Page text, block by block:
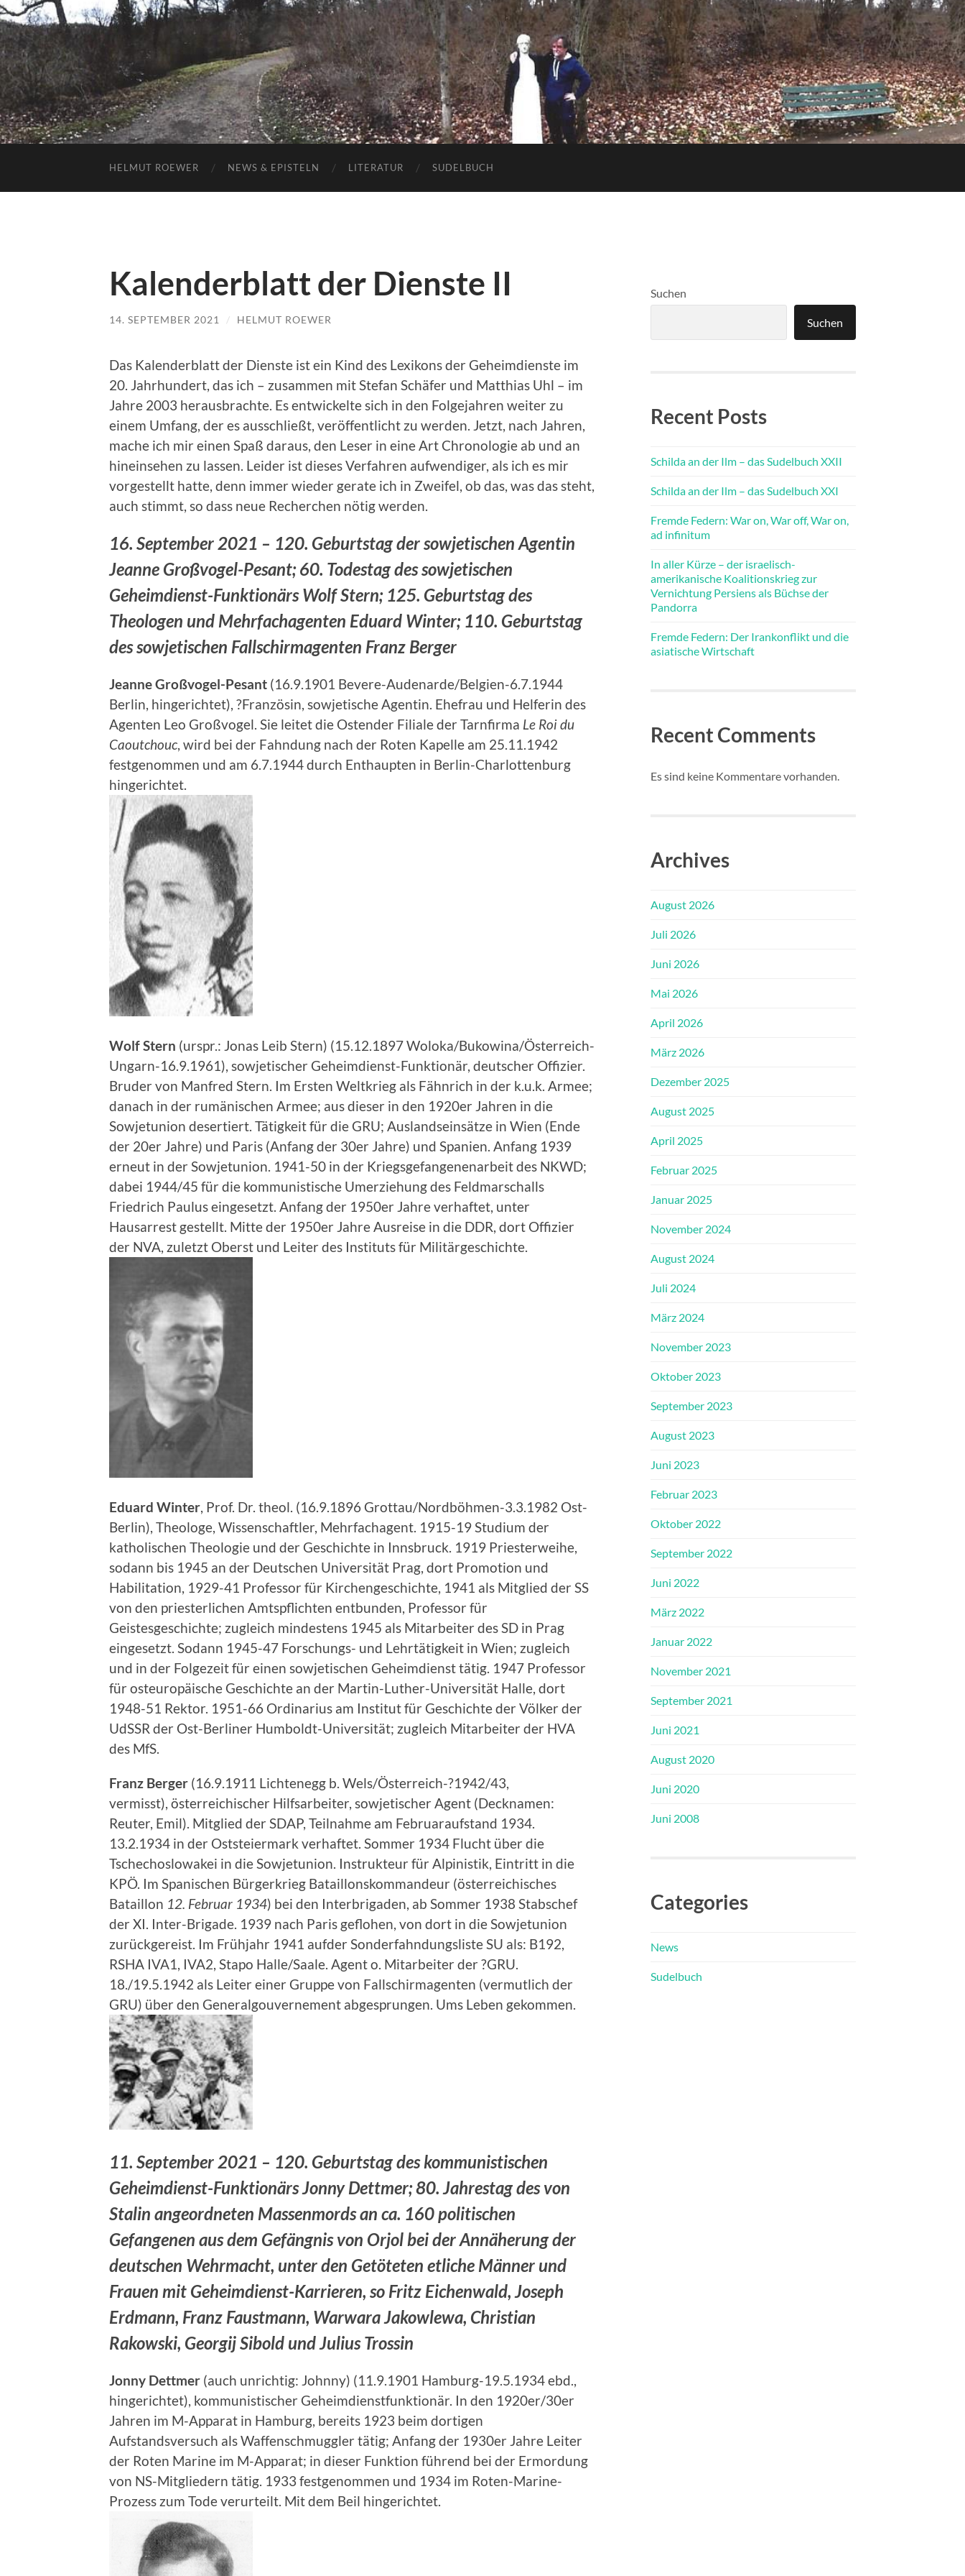
HELMUT ROEWER NEWS & EPISTELN LITERATUR SUDELBUCH
Kalenderblatt der Dienste II
14. SEPTEMBER 2021 / HELMUT ROEWER
Das Kalenderblatt der Dienste ist ein Kind des Lexikons der Geheimdienste im
20. Jahrhundert, das ich – zusammen mit Stefan Schäfer und Matthias Uhl – im
Jahre 2003 herausbrachte. Es entwickelte sich in den Folgejahren weiter zu
einem Umfang, der es ausschließt, veröffentlicht zu werden. Jetzt, nach Jahren,
mache ich mir einen Spaß daraus, den Leser in eine Art Chronologie ab und an
hineinsehen zu lassen. Leider ist dieses Verfahren aufwendiger, als ich es mir
vorgestellt hatte, denn immer wieder gerate ich in Zweifel, ob das, was das steht,
auch stimmt, so dass neue Recherchen nötig werden.
16. September 2021 – 120. Geburtstag der sowjetischen Agentin
Jeanne Großvogel-Pesant; 60. Todestag des sowjetischen
Geheimdienst-Funktionärs Wolf Stern; 125. Geburtstag des
Theologen und Mehrfachagenten Eduard Winter; 110. Geburtstag
des sowjetischen Fallschirmagenten Franz Berger
Jeanne Großvogel-Pesant (16.9.1901 Bevere-Audenarde/Belgien-6.7.1944
Berlin, hingerichtet), ?Französin, sowjetische Agentin. Ehefrau und Helferin des
Agenten Leo Großvogel. Sie leitet die Ostender Filiale der Tarnfirma Le Roi du
Caoutchouc , wird bei der Fahndung nach der Roten Kapelle am 25.11.1942
festgenommen und am 6.7.1944 durch Enthaupten in Berlin-Charlottenburg
hingerichtet.
WolfStern (urspr.: Jonas Leib Stern) (15.12.1897 Woloka/Bukowina/Österreich-
Ungarn-16.9.1961), sowjetischer Geheimdienst-Funktionär, deutscher Offizier.
Bruder von Manfred Stern. Im Ersten Weltkrieg als Fähnrich in der k.u.k. Armee;
danach in der rumänischen Armee; aus dieser in den 1920er Jahren in die
Sowjetunion desertiert. Tätigkeit für die GRU; Auslandseinsätze in Wien (Ende
der 20er Jahre) und Paris (Anfang der 30er Jahre) und Spanien. Anfang 1939
erneut in der Sowjetunion. 1941-50 in der Kriegsgefangenenarbeit des NKWD;
dabei 1944/45 für die kommunistische Umerziehung des Feldmarschalls
Friedrich Paulus eingesetzt. Anfang der 1950er Jahre verhaftet, unter
Hausarrest gestellt. Mitte der 1950er Jahre Ausreise in die DDR, dort Offizier
der NVA, zuletzt Oberst und Leiter des Instituts für Militärgeschichte.
Eduard Winter, Prof. Dr. theol. (16.9.1896 Grottau/Nordböhmen-3.3.1982 Ost-
Berlin), Theologe, Wissenschaftler, Mehrfachagent. 1915-19 Studium der
katholischen Theologie und der Geschichte in Innsbruck. 1919 Priesterweihe,
sodann bis 1945 an der Deutschen Universität Prag, dort Promotion und
Habilitation, 1929-41 Professor für Kirchengeschichte, 1941 als Mitglied der SS
von den priesterlichen Amtspflichten entbunden, Professor für
Geistesgeschichte; zugleich mindestens 1945 als Mitarbeiter des SD in Prag
eingesetzt. Sodann 1945-47 Forschungs- und Lehrtätigkeit in Wien; zugleich
und in der Folgezeit für einen sowjetischen Geheimdienst tätig. 1947 Professor
für osteuropäische Geschichte an der Martin-Luther-Universität Halle, dort
1948-51 Rektor. 1951-66 Ordinarius am Institut für Geschichte der Völker der
UdSSR der Ost-Berliner Humboldt-Universität; zugleich Mitarbeiter der HVA
des MfS.
Franz Berger (16.9.1911 Lichtenegg b. Wels/Österreich-?1942/43,
vermisst), österreichischer Hilfsarbeiter, sowjetischer Agent (Decknamen:
Reuter, Emil). Mitglied der SDAP, Teilnahme am Februaraufstand 1934.
13.2.1934 in der Oststeiermark verhaftet. Sommer 1934 Flucht über die
Tschechoslowakei in die Sowjetunion. Instrukteur für Alpinistik, Eintritt in die
KPÖ. Im Spanischen Bürgerkrieg Bataillonskommandeur (österreichisches
Bataillon 12. Februar 1934) bei den Interbrigaden, ab Sommer 1938 Stabschef
der XI. Inter-Brigade. 1939 nach Paris geflohen, von dort in die Sowjetunion
zurückgereist. Im Frühjahr 1941 aufder Sonderfahndungsliste SU als: B192,
RSHA IVA1, IVA2, Stapo Halle/Saale. Agent o. Mitarbeiter der ?GRU.
18./19.5.1942 als Leiter einer Gruppe von Fallschirmagenten (vermutlich der
GRU) über den Generalgouvernement abgesprungen. Ums Leben gekommen.
11. September 2021 – 120. Geburtstag des kommunistischen
Geheimdienst-Funktionärs Jonny Dettmer; 80. Jahrestag des von
Stalin angeordneten Massenmords an ca. 160 politischen
Gefangenen aus dem Gefängnis von Orjol bei der Annäherung der
deutschen Wehrmacht, unter den Getöteten etliche Männer und
Frauen mit Geheimdienst-Karrieren, so Fritz Eichenwald, Joseph
Erdmann, Franz Faustmann, Warwara Jakowlewa, Christian
Rakowski, Georgij Sibold und Julius Trossin
Jonny Dettmer (auch unrichtig: Johnny) (11.9.1901 Hamburg-19.5.1934 ebd.,
hingerichtet), kommunistischer Geheimdienstfunktionär. In den 1920er/30er
Jahren im M-Apparat in Hamburg, bereits 1923 beim dortigen
Aufstandsversuch als Waffenschmuggler tätig; Anfang der 1930er Jahre Leiter
der Roten Marine im M-Apparat; in dieser Funktion führend bei der Ermordung
von NS-Mitgliedern tätig. 1933 festgenommen und 1934 im Roten-Marine-
Prozess zum Tode verurteilt. Mit dem Beil hingerichtet.
Suchen
Suchen
Recent Posts
Schilda an der Ilm – das Sudelbuch XXII
Schilda an der Ilm – das Sudelbuch XXI
Fremde Federn: War on, War off, War on,
ad infinitum
In aller Kürze – der israelisch-
amerikanische Koalitionskrieg zur
Vernichtung Persiens als Büchse der
Pandorra
Fremde Federn: Der Irankonflikt und die
asiatische Wirtschaft
Recent Comments
Es sind keine Kommentare vorhanden.
Archives
August 2026
Juli 2026
Juni 2026
Mai 2026
April 2026
März 2026
Dezember 2025
August 2025
April 2025
Februar 2025
Januar 2025
November 2024
August 2024
Juli 2024
März 2024
November 2023
Oktober 2023
September 2023
August 2023
Juni 2023
Februar 2023
Oktober 2022
September 2022
Juni 2022
März 2022
Januar 2022
November 2021
September 2021
Juni 2021
August 2020
Juni 2020
Juni 2008
Categories
News
Sudelbuch